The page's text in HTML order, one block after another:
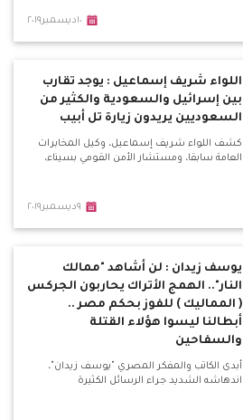
١٠ديسمبر٢٠١٩
اللواء شريف إسماعيل : يوجد تقارب
بين إسرائيل والسعودية والكثير من
السعوديين يريدون زيارة تل أبيب
كشف اللواء شريف إسماعيل، وكيل المخابرات
العامة سابقا، ومستشار الأمن القومي بسيناء،
٩ديسمبر٢٠١٩
يوسف زيدان : لن أشاهد "ممالك
النار".. الهمج الأتراك يحاربون الجركس
( المماليك ) للفوز بحكم مصر ..
أبطالنا ليسوا هؤلاء القتلة
والسفاحين
أبدى الكاتب والمفكر المصري "يوسف زيدان"،
اندهاشه الشديد جراء الرسائل الكثيرة